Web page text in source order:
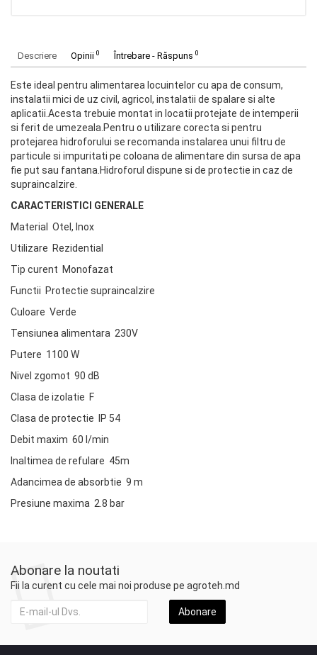
Descriere Opinii 0 Întrebare - Răspuns 0
Este ideal pentru alimentarea locuintelor cu apa de consum,
instalatii mici de uz civil, agricol, instalatii de spalare si alte
aplicatii.Acesta trebuie montat in locatii protejate de intemperii
si ferit de umezeala.Pentru o utilizare corecta si pentru
protejarea hidroforului se recomanda instalarea unui filtru de
particule si impuritati pe coloana de alimentare din sursa de apa
fie put sau fantana.Hidroforul dispune si de protectie in caz de
supraincalzire.
CARACTERISTICI GENERALE
Material Otel, Inox
Utilizare Rezidential
Tip curent Monofazat
Functii Protectie supraincalzire
Culoare Verde
Tensiunea alimentara 230V
Putere 1100 W
Nivel zgomot 90 dB
Clasa de izolatie F
Clasa de protectie IP 54
Debit maxim 60 l/min
Inaltimea de refulare 45m
Adancimea de absorbtie 9 m
Presiune maxima 2.8 bar
Abonare la noutati
Fii la curent cu cele mai noi produse pe agroteh.md
Abonare